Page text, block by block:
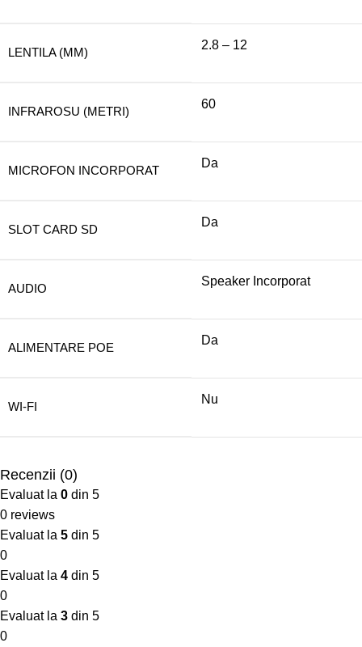
LENTILA (MM)
2.8 – 12
INFRAROSU (METRI)
60
MICROFON INCORPORAT
Da
SLOT CARD SD
Da
AUDIO
Speaker Incorporat
ALIMENTARE POE
Da
WI-FI
Nu
Recenzii (0)
Evaluat la 0 din 5
0 reviews
Evaluat la 5 din 5
0
Evaluat la 4 din 5
0
Evaluat la 3 din 5
0